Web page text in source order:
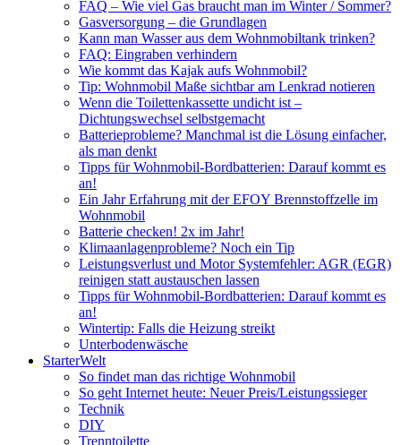
FAQ – Wie viel Gas braucht man im Winter / Sommer?
Gasversorgung – die Grundlagen
Kann man Wasser aus dem Wohnmobiltank trinken?
FAQ: Eingraben verhindern
Wie kommt das Kajak aufs Wohnmobil?
Tip: Wohnmobil Maße sichtbar am Lenkrad notieren
Wenn die Toilettenkassette undicht ist –
Dichtungswechsel selbstgemacht
Batterieprobleme? Manchmal ist die Lösung einfacher,
als man denkt
Tipps für Wohnmobil-Bordbatterien: Darauf kommt es
an!
Ein Jahr Erfahrung mit der EFOY Brennstoffzelle im
Wohnmobil
Batterie checken! 2x im Jahr!
Klimaanlagenprobleme? Noch ein Tip
Leistungsverlust und Motor Systemfehler: AGR (EGR)
reinigen statt austauschen lassen
Tipps für Wohnmobil-Bordbatterien: Darauf kommt es
an!
Wintertip: Falls die Heizung streikt
Unterbodenwäsche
StarterWelt
So findet man das richtige Wohnmobil
So geht Internet heute: Neuer Preis/Leistungssieger
Technik
DIY
Trenntoilette